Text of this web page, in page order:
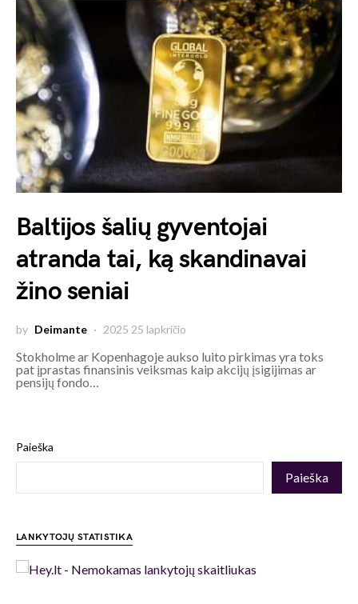
Baltijos šalių gyventojai
atranda tai, ką skandinavai
žino seniai
by Deimante 2025 25 lapkričio
Stokholme ar Kopenhagoje aukso luito pirkimas yra toks
pat įprastas finansinis veiksmas kaip akcijų įsigijimas ar
pensijų fondo…
Paieška
Paieška
LANKYTOJŲ STATISTIKA